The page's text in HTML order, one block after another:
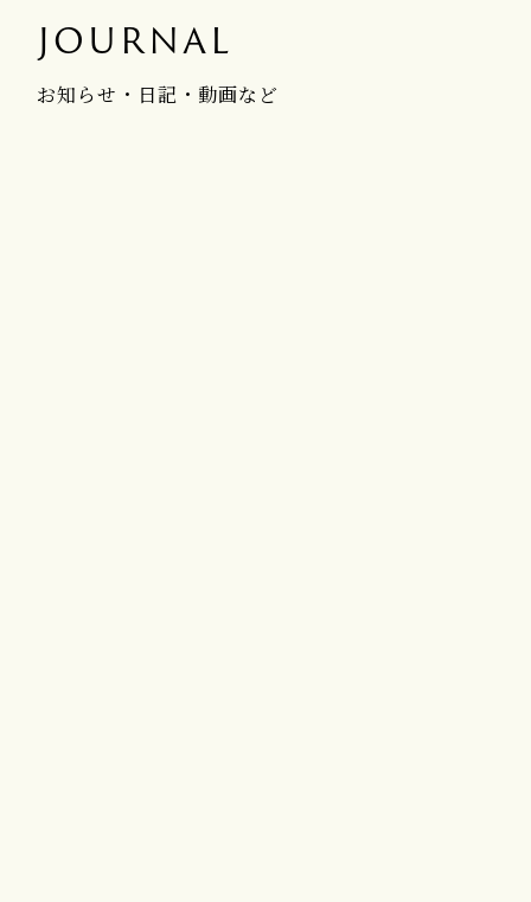
JOURNAL
お知らせ・日記・動画など